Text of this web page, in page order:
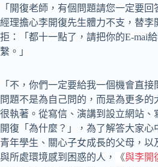
「開復老師，有個問題請您一定要
經理擔心李開復先生體力不支，替李
拒：「都十一點了，請把你的E-mai
繫。」
「不，你們一定要給我一個機會直
問題不是為自己問的，而是為更多的
很執著。從寫信、演講到設立網站、
開復「為什麼？」，為了解答大家心
青年學生、關心子女成長的父母，以
與所處環境感到困惑的人，
《與李開